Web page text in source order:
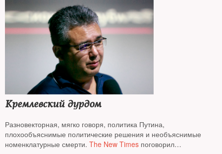
Кремлевский дурдом
Разновекторная, мягко говоря, политика Путина,
плохообъяснимые политические решения и необъяснимые
номенклатурные смерти. The New Times поговорил